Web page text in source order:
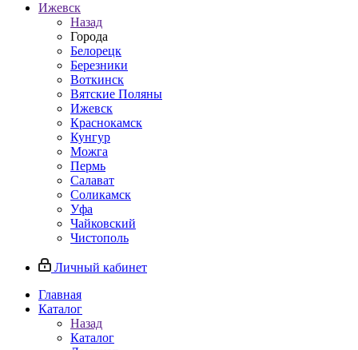
Ижевск
Назад
Города
Белорецк
Березники
Воткинск
Вятские Поляны
Ижевск
Краснокамск
Кунгур
Можга
Пермь
Салават
Соликамск
Уфа
Чайковский
Чистополь
Личный кабинет
Главная
Каталог
Назад
Каталог